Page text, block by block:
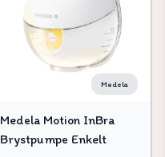
Medela
Medela Motion InBra
Brystpumpe Enkelt